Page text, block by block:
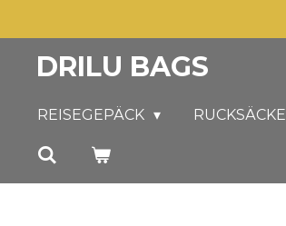
springen
DRILU BAGS
REISEGEPÄCK RUCKSÄCKE